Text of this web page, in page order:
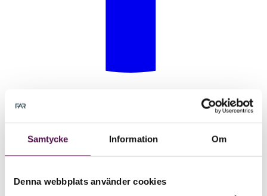
Samtycke Information Om
Denna webbplats använder cookies